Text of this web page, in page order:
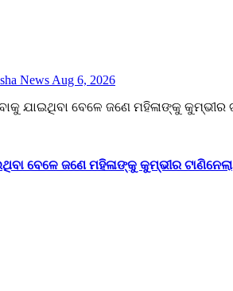
News Aug 6, 2026
ବେଳେ ଜଣେ ମହିଳାଙ୍କୁ କୁମ୍ଭୀର ଟାଣିନେଲା